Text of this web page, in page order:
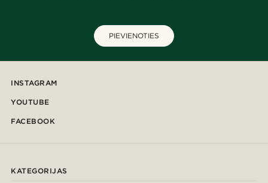
PIEVIENOTIES
INSTAGRAM
YOUTUBE
FACEBOOK
KATEGORIJAS